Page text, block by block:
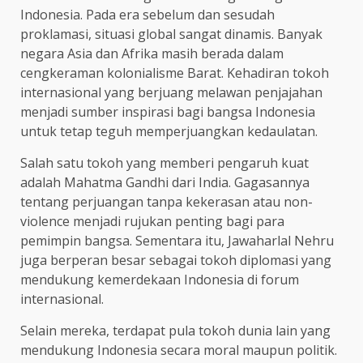
Indonesia. Pada era sebelum dan sesudah
proklamasi, situasi global sangat dinamis. Banyak
negara Asia dan Afrika masih berada dalam
cengkeraman kolonialisme Barat. Kehadiran tokoh
internasional yang berjuang melawan penjajahan
menjadi sumber inspirasi bagi bangsa Indonesia
untuk tetap teguh memperjuangkan kedaulatan.
Salah satu tokoh yang memberi pengaruh kuat
adalah Mahatma Gandhi dari India. Gagasannya
tentang perjuangan tanpa kekerasan atau non-
violence menjadi rujukan penting bagi para
pemimpin bangsa. Sementara itu, Jawaharlal Nehru
juga berperan besar sebagai tokoh diplomasi yang
mendukung kemerdekaan Indonesia di forum
internasional.
Selain mereka, terdapat pula tokoh dunia lain yang
mendukung Indonesia secara moral maupun politik.